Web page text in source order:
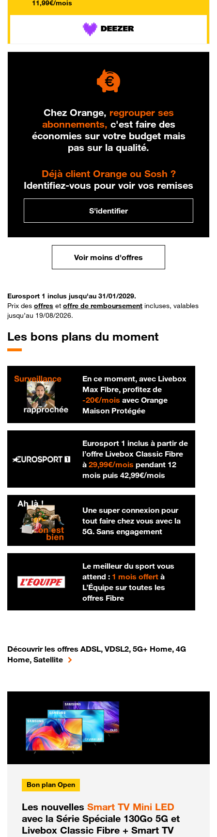
11,99€/mois
Chez Orange, regrouper ses
abonnements, c'est faire des
économies sur votre budget mais
pas sur la qualité.
Déjà client Orange ou Sosh ?
Identifiez-vous pour voir vos remises
S'identifier
Voir moins d'offres
Eurosport 1 inclus jusqu'au 31/01/2029.
Prix des offres et offre de remboursement incluses, valables
jusqu’au 19/08/2026.
Les bons plans du moment
En ce moment, avec Livebox
Max Fibre, profitez de
-20€/mois20 € par mois
avec Orange
Maison Protégée
Eurosport 1 inclus à partir de
l’offre Livebox Classic Fibre
à 29,99€/mois29,99 € par mois
pendant 12
mois puis 42,99€/mois42,99 € par
Une super connexion pour
tout faire chez vous avec la
5G. Sans engagement
Le meilleur du sport vous
attend : 1 mois offertà
L’Équipe sur toutes les
offres Fibre
Découvrir les offres ADSL, VDSL2, 5G+ Home, 4G
Home, Satellite
Bon plan Open
Les nouvelles Smart TV Mini LED
avec la Série Spéciale 130Go 5G et
Livebox Classic Fibre + Smart TV